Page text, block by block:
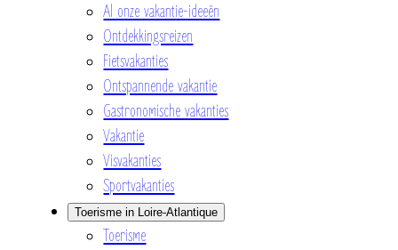
Al onze vakantie-ideeën
Ontdekkingsreizen
Fietsvakanties
Ontspannende vakantie
Gastronomische vakanties
Vakantie
Visvakanties
Sportvakanties
Toerisme in Loire-Atlantique
Toerisme